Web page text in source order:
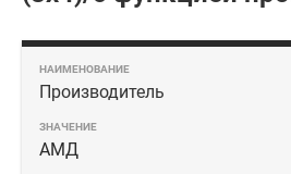
Производитель
АМД